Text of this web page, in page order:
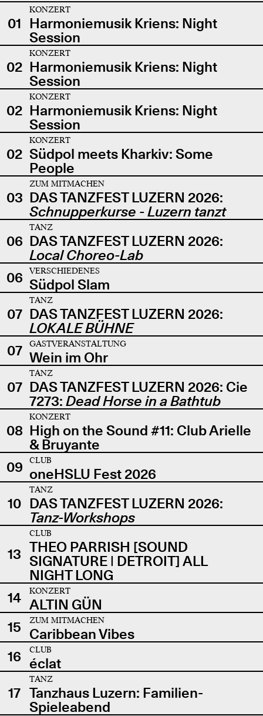
01
KONZERT
Harmoniemusik Kriens: Night
Session
02
KONZERT
Harmoniemusik Kriens: Night
Session
02
KONZERT
Harmoniemusik Kriens: Night
Session
02
KONZERT
Südpol meets Kharkiv: Some
People
03
ZUM MITMACHEN
DAS TANZFEST LUZERN 2026:
Schnupperkurse - Luzern tanzt
06
TANZ
DAS TANZFEST LUZERN 2026:
Local Choreo-Lab
06
VERSCHIEDENES
Südpol Slam
07
TANZ
DAS TANZFEST LUZERN 2026:
LOKALE BÜHNE
07
GASTVERANSTALTUNG
Wein im Ohr
07
TANZ
DAS TANZFEST LUZERN 2026: Cie
7273: Dead Horse in a Bathtub
08
KONZERT
High on the Sound #11: Club Arielle
& Bruyante
09
CLUB
oneHSLU Fest 2026
10
TANZ
DAS TANZFEST LUZERN 2026:
Tanz-Workshops
13
CLUB
THEO PARRISH [SOUND
SIGNATURE | DETROIT] ALL
NIGHT LONG
14
KONZERT
ALTIN GÜN
15
ZUM MITMACHEN
Caribbean Vibes
16
CLUB
éclat
17
TANZ
Tanzhaus Luzern: Familien-
Spieleabend